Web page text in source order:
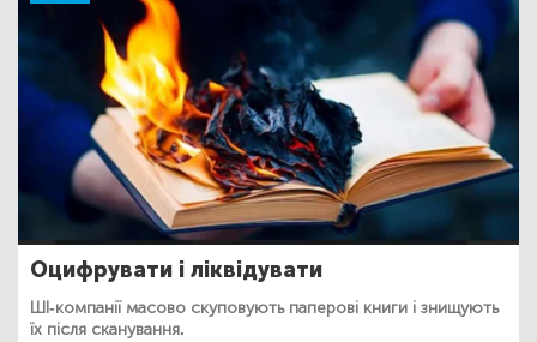
Оцифрувати і ліквідувати
ШІ-компанії масово скуповують паперові книги і знищують
їх після сканування.